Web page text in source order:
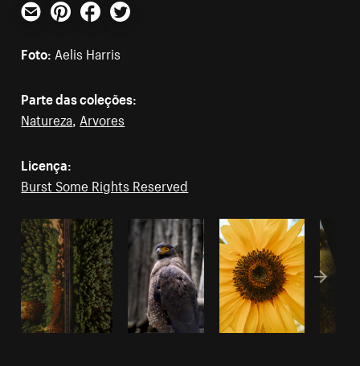
E-mailPinterestFacebookTwitter
Foto: Aelis Harris
Parte das coleções:
Natureza Arvores
Licença:
Burst Some Rights Reserved